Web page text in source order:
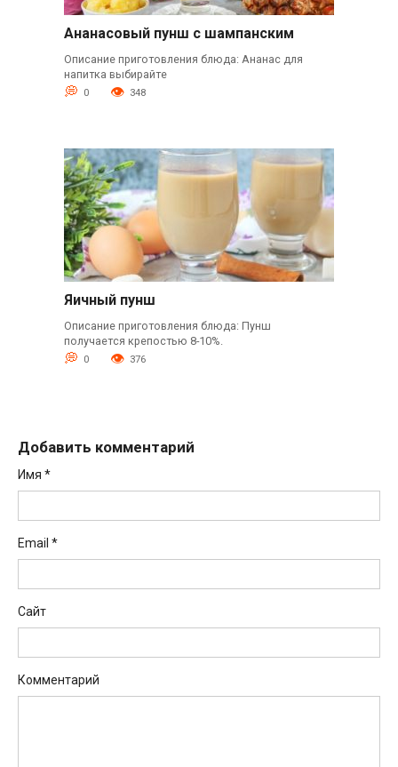
Ананасовый пунш с шампанским
Описание приготовления блюда: Ананас для
напитка выбирайте
0 348
Яичный пунш
Описание приготовления блюда: Пунш
получается крепостью 8-10%.
0 376
Добавить комментарий
Имя *
Email *
Сайт
Комментарий